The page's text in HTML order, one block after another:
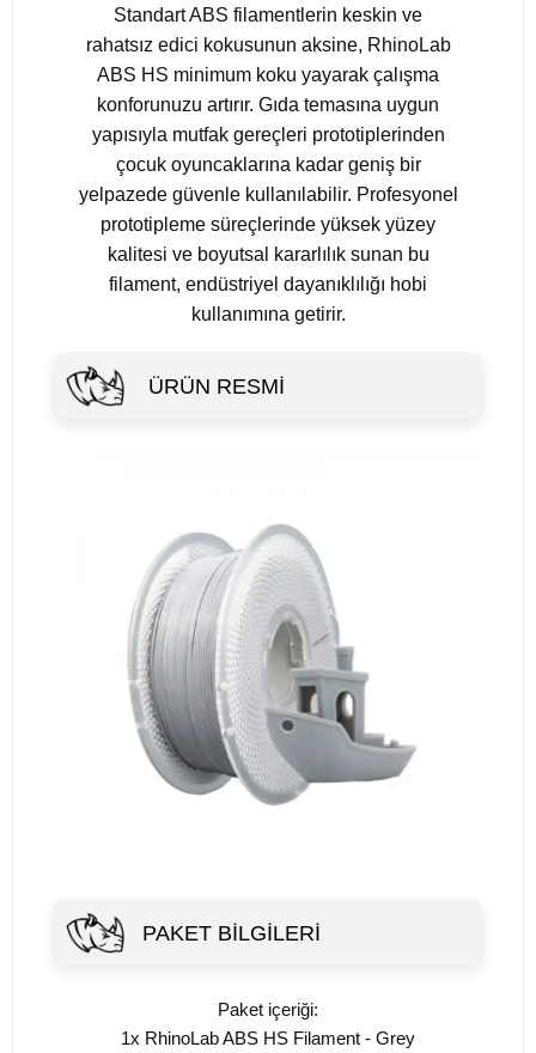
Standart ABS filamentlerin keskin ve
rahatsız edici kokusunun aksine, RhinoLab
ABS HS minimum koku yayarak çalışma
konforunuzu artırır. Gıda temasına uygun
yapısıyla mutfak gereçleri prototiplerinden
çocuk oyuncaklarına kadar geniş bir
yelpazede güvenle kullanılabilir. Profesyonel
prototipleme süreçlerinde yüksek yüzey
kalitesi ve boyutsal kararlılık sunan bu
filament, endüstriyel dayanıklılığı hobi
kullanımına getirir.
ÜRÜN RESMI
PAKET BILGILERI
Paket içeriği:
1x RhinoLab ABS HS Filament - Grey